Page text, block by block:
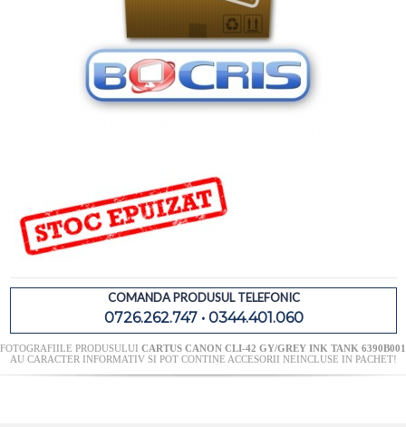
COMANDA PRODUSUL TELEFONIC
0726.262.747 • 0344.401.060
FOTOGRAFIILE PRODUSULUI CARTUS CANON CLI-42 GY/GREY INK TANK 6390B001
AU CARACTER INFORMATIV SI POT CONTINE ACCESORII NEINCLUSE IN PACHET!